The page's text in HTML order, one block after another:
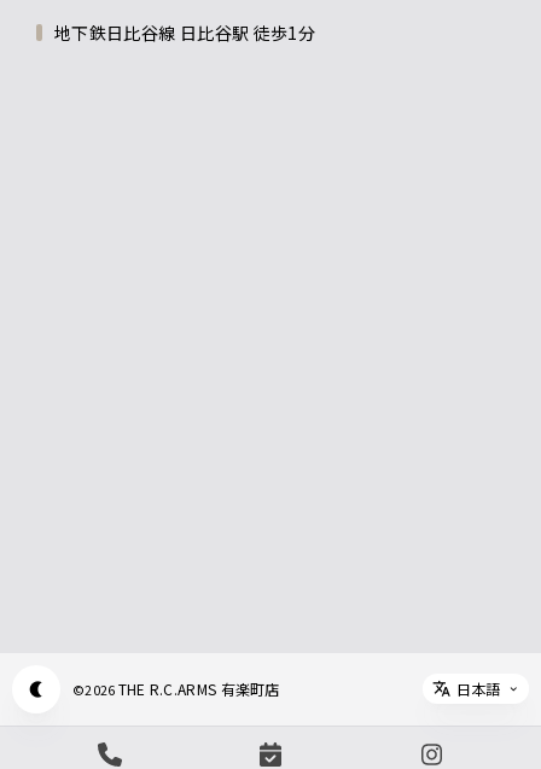
地下鉄日比谷線 日比谷駅 徒歩1分
©2026THE R.C.ARMS 有楽町店
Select
日本語
Appearance mode switch